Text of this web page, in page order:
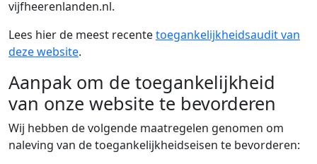
vijfheerenlanden.nl.
Lees hier de meest recentetoegankelijkheidsaudit van
deze website.
Aanpak om de toegankelijkheid
van onze website te bevorderen
Wij hebben de volgende maatregelen genomen om
naleving van de toegankelijkheidseisen te bevorderen: